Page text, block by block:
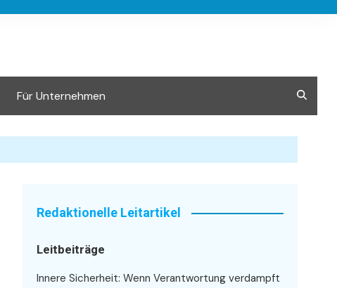
Für Unternehmen
Redaktionelle Leitartikel
Leitbeiträge
Innere Sicherheit: Wenn Verantwortung verdampft